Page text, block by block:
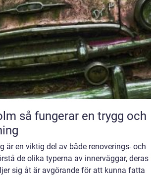
och
är en viktig del av både renoverings- och
de olika typerna av innerväggar, deras
sig åt är avgörande för att kunna fatta